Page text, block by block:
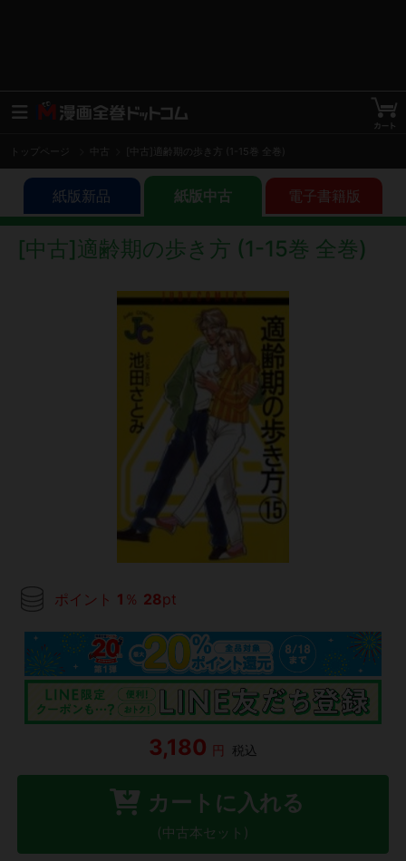
トップページ 中古 [中古]適齢期の歩き方 (1-15巻 全巻)
紙版新品 紙版中古 電子書籍版
[中古]適齢期の歩き方 (1-15巻 全巻)
ポイント 1 ％ 28pt
3,180 円 税込
カートに入れる
(中古本セット)